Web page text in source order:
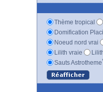
Thème tropical
Domification
Noeud nord vrai
Lilith vraie
Sauts Astrotheme